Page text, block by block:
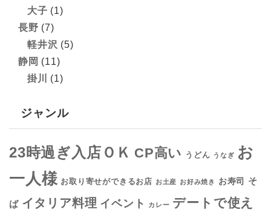
大子 (1)
長野 (7)
軽井沢 (5)
静岡 (11)
掛川
(1)
ジャンル
23時過ぎ入店ＯＫ CP高い うどん うなぎ お
一人様 お取り寄せができるお店 お土産 お好み焼き お寿司 そ
ば イタリア料理 イベント カレー デートで使え